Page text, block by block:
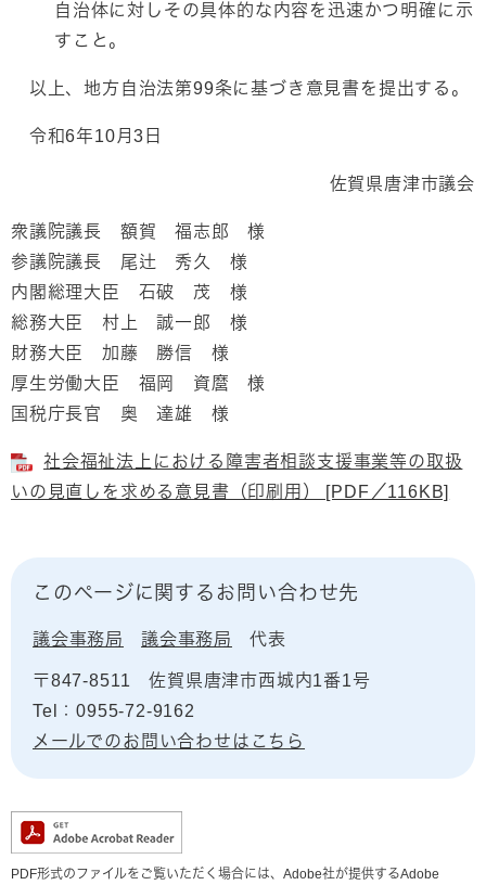
自治体に対しその具体的な内容を迅速かつ明確に示
すこと。
以上、地方自治法第99条に基づき意見書を提出する。
令和6年10月3日
佐賀県唐津市議会
衆議院議長 額賀 福志郎 様
参議院議長 尾辻 秀久 様
内閣総理大臣 石破 茂 様
総務大臣 村上 誠一郎 様
財務大臣 加藤 勝信 様
厚生労働大臣 福岡 資麿 様
国税庁長官 奥 達雄 様
社会福祉法上における障害者相談支援事業等の取扱
いの見直しを求める意見書（印刷用） [PDF／116KB]
このページに関するお問い合わせ先
議会事務局 議会事務局 代表
〒847-8511
佐賀県唐津市西城内1番1号
Tel：0955-72-9162
メールでのお問い合わせはこちら
PDF形式のファイルをご覧いただく場合には、Adobe社が提供するAdobe